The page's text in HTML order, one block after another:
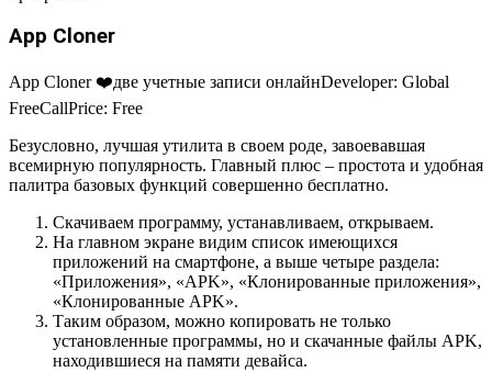
App Cloner
App Cloner ❤️две учетные записи онлайнDeveloper: Global
FreeCallPrice: Free
Безусловно, лучшая утилита в своем роде, завоевавшая
всемирную популярность. Главный плюс – простота и удобная
палитра базовых функций совершенно бесплатно.
Скачиваем программу, устанавливаем, открываем.
На главном экране видим список имеющихся
приложений на смартфоне, а выше четыре раздела:
«Приложения», «APK», «Клонированные приложения»,
«Клонированные APK».
Таким образом, можно копировать не только
установленные программы, но и скачанные файлы APK,
находившиеся на памяти девайса.